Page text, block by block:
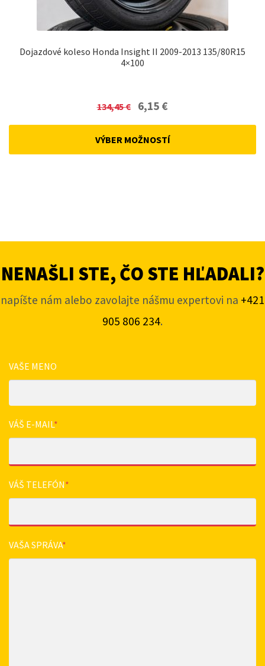
Dojazdové koleso Honda Insight II 2009-2013 135/80R15
4×100
134,45€ Original
was:
6,15 €
is:
VÝBER MOŽNOSTÍ
NENAŠLI STE, ČO STE HĽADALI?
napíšte nám alebo zavolajte nášmu expertovi na +421
905 806 234.
VAŠE MENO
VÁŠ E-MAIL*
VÁŠ TELEFÓN*
VAŠA SPRÁVA*